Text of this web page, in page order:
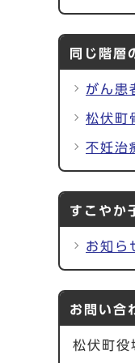
同じ階層
がん患
松伏町
不妊治
すこやか
お知ら
お問い合
松伏町役